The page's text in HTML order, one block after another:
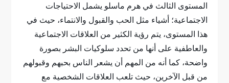
المستوى الثالث في هرم ماسلو يشمل الاحتياجات
الاجتماعية؛ أشياء مثل الحب والقبول والانتماء، حيث في
هذا المستوى، يتم رؤية الكثير من العلاقات الاجتماعية
والعاطفية على أنها من تحدد سلوكيات البشر بصورة
واضحة، كما أنه من المهم أن يشعر الناس بحبهم وقبولهم
من قبل الآخرين، حيث تلعب العلاقات الشخصية مع